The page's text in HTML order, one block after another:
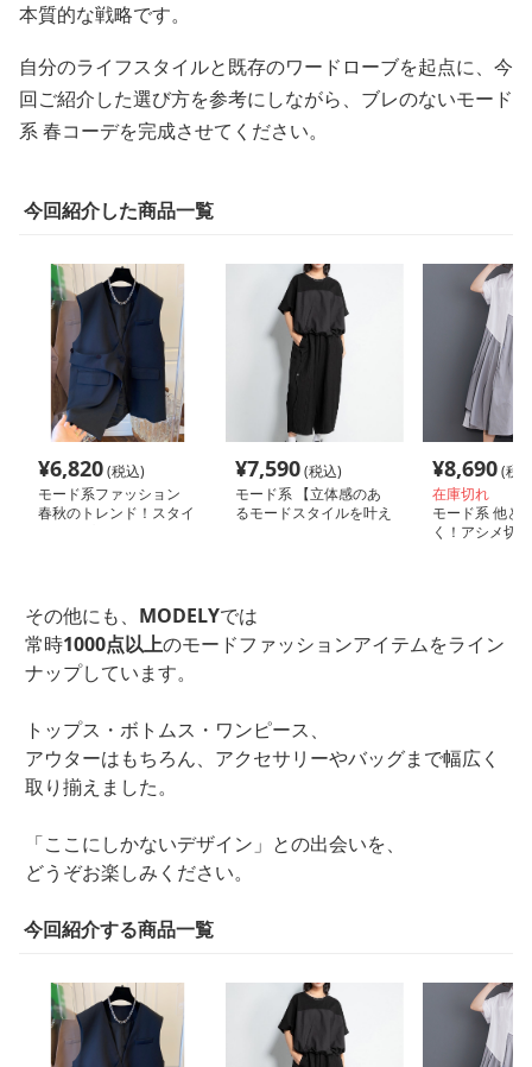
本質的な戦略です。
自分のライフスタイルと既存のワードローブを起点に、今
回ご紹介した選び方を参考にしながら、ブレのないモード
系 春コーデを完成させてください。
今回紹介した商品一覧
¥6,820(税込)
モード系ファッション
春秋のトレンド！スタイ
¥7,590(税込)
モード系 【立体感のあ
るモードスタイルを叶え
¥8,690(税
在庫切れ
モード系 他と
く！アシメ切
その他にも、 MODELYでは
常時1000点以上のモードファッションアイテムをライン
ナップしています。
トップス・ボトムス・ワンピース、
アウターはもちろん、アクセサリーやバッグまで幅広く
取り揃えました。
「ここにしかないデザイン」との出会いを、
どうぞお楽しみください。
今回紹介する商品一覧